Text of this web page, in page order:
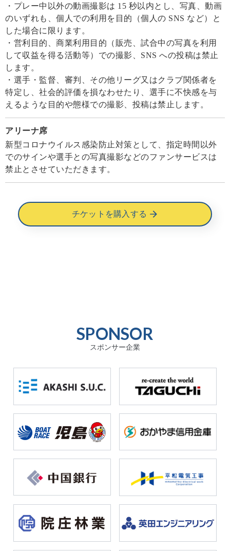
・プレー中以外の動画撮影は 15 秒以内とし、写真、動画
のいずれも、個人での利用を目的（個人の SNS など）と
した場合に限ります。
・営利目的、商業利用目的（販売、試合中の写真を利用
して収益を得る活動等）での撮影、SNS への投稿は禁止
します。
・選手・監督、審判、その他リーグ又はクラブ関係者を
特定し、社会的評価を損なわせたり、選手に不快感を与
えるような目的や態様での撮影、投稿は禁止します。
アリーナ席
新型コロナウイルス感染防止対策として、指定時間以外
でのサインや選手との写真撮影などのファンサービスは
禁止とさせていただきます。
チケットを購入する
SPONSOR
スポンサー企業